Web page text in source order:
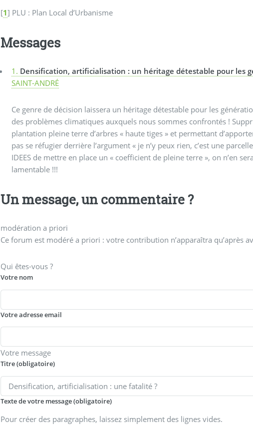
[1] PLU : Plan Local d’Urbanisme
Messages
1. Densification, artificialisation : un héritage détestable pour les
SAINT-ANDRÉ
Ce genre de décision laissera un héritage détestable pour les
des problèmes climatiques auxquels nous sommes confrontés !
plantation pleine terre d’arbres « haute tiges » et permettant
pas se réfugier derrière l’argument « je n’y peux rien, c’est une
IDEES de mettre en place un « coefficient de pleine terre », on n’en
lamentable !!!
Un message, un commentaire ?
modération a priori
Ce forum est modéré a priori : votre contribution n’apparaîtra qu’après
Qui êtes-vous ?
Votre nom
Votre adresse email
Votre message
Titre (obligatoire)
Texte de votre message (obligatoire)
Pour créer des paragraphes, laissez simplement des lignes vides.